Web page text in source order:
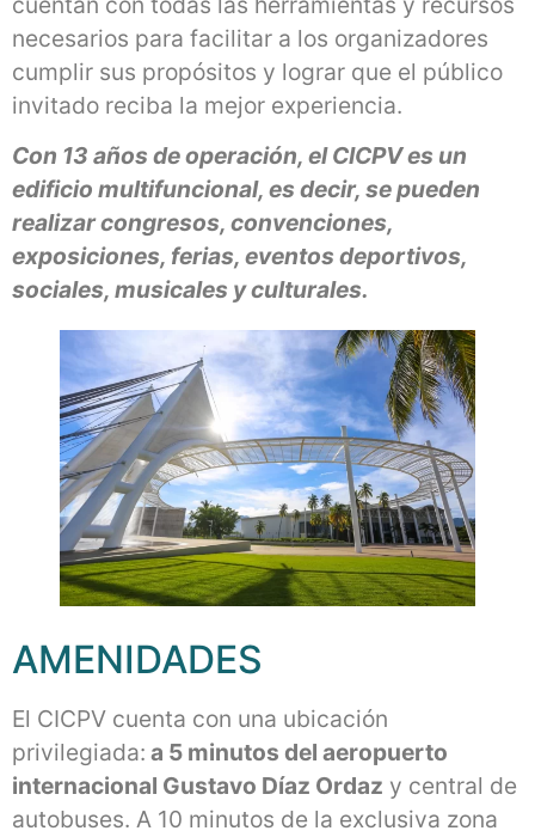
necesarios para facilitar a los organizadores
cumplir sus propósitos y lograr que el público
invitado reciba la mejor experiencia.
Con 13 años de operación, el CICPV es un
edificio multifuncional, es decir, se pueden
realizar congresos, convenciones,
exposiciones, ferias, eventos deportivos,
sociales, musicales y culturales.
AMENIDADES
El CICPV cuenta con una ubicación
privilegiada: a 5 minutos del aeropuerto
internacional Gustavo Díaz Ordaz y central de
autobuses. A 10 minutos de la exclusiva zona